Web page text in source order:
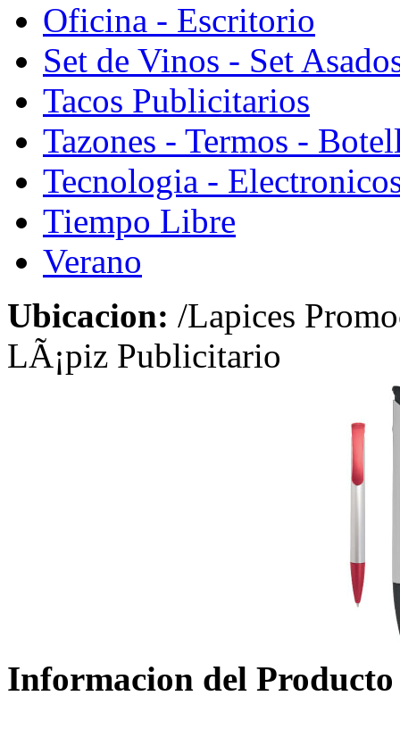
Oficina - Escritorio
Set de Vinos - Set
Tacos Publicitarios
Tazones - Termos -
Tecnologia -
Tiempo Libre
Verano
Ubicacion: /Lapices
LÃ¡piz Publicitario
Informacion del Producto